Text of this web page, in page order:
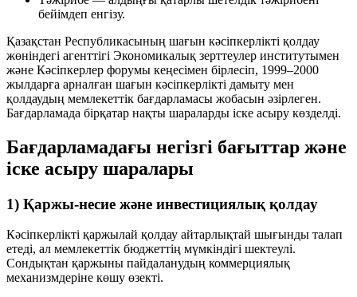
бейімдеп енгізу.
Қазақстан Республикасының шағын кәсіпкерлікті қолдау
жөніндегі агенттігі Экономикалық зерттеулер институтымен
және Кәсіпкерлер форумы кеңесімен бірлесіп, 1999–2000
жылдарға арналған шағын кәсіпкерлікті дамыту мен
қолдаудың мемлекеттік бағдарламасы жобасын әзірлеген.
Бағдарламада бірқатар нақты шараларды іске асыру көзделді.
Бағдарламадағы негізгі бағыттар және
іске асыру шаралары
1) Қаржы-несие және инвестициялық қолдау
Кәсіпкерлікті қаржылай қолдау айтарлықтай шығынды талап
етеді, ал мемлекеттік бюджеттің мүмкіндігі шектеулі.
Сондықтан қаржыны пайдаланудың коммерциялық
механизмдеріне көшу өзекті.